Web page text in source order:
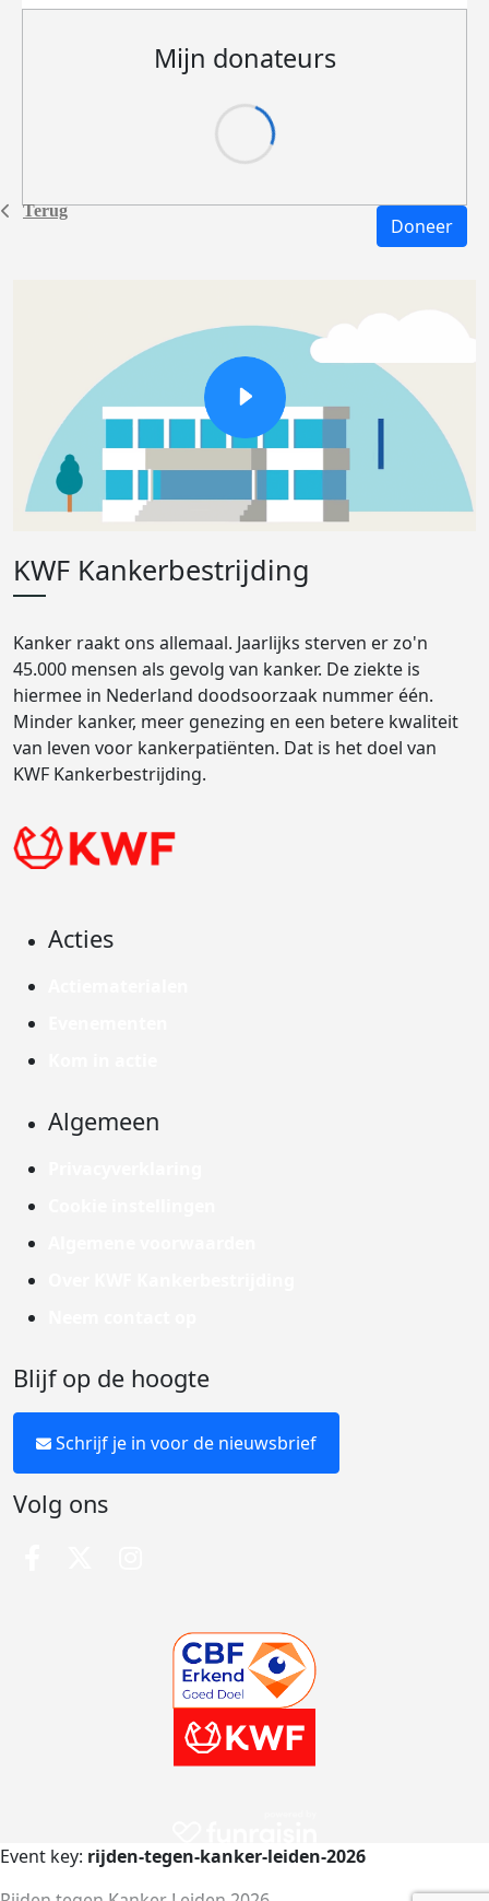
Terug
Mijn donateurs
Doneer
KWF Kankerbestrijding
Kanker raakt ons allemaal. Jaarlijks sterven er zo'n
45.000 mensen als gevolg van kanker. De ziekte is
hiermee in Nederland doodsoorzaak nummer één.
Minder kanker, meer genezing en een betere kwaliteit
van leven voor kankerpatiënten. Dat is het doel van
KWF Kankerbestrijding.
Acties
Algemeen
Blijf op de hoogte
Schrijf je in voor de nieuwsbrief
Volg ons
Event key: rijden-tegen-kanker-leiden-2026